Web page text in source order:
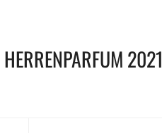
HERRENPARFUM 2021